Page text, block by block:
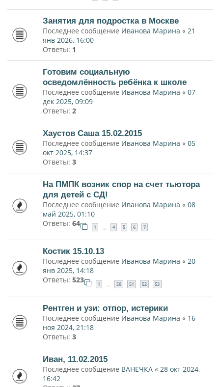
Занятия для подростка в Москве
Последнее сообщение Иванова Марина « 21
янв 2026, 16:00
Ответы: 1
Готовим социальную
осведомлённость ребёнка к школе
Последнее сообщение Иванова Марина « 07
дек 2025, 09:09
Ответы: 2
Хаустов Саша 15.02.2015
Последнее сообщение Иванова Марина « 05
окт 2025, 14:37
Ответы: 3
На ПМПК возник спор на счет тьютора
для детей с СД!
Последнее сообщение Иванова Марина « 08
май 2025, 01:10
Ответы: 64 1 … 4 5 6 7
Костик 15.10.13
Последнее сообщение Иванова Марина « 20
янв 2025, 14:18
Ответы: 523 1 … 50 51 52 53
Рентген и узи: отпор, истерики
Последнее сообщение Иванова Марина « 16
ноя 2024, 21:18
Ответы: 3
Иван, 11.02.2015
Последнее сообщение ВАНЕЧКА « 28 окт 2024,
16:42